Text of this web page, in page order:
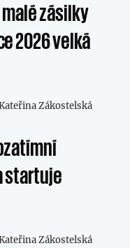
zásilky
2026 velká
Zákostelská
startuje
Zákostelská